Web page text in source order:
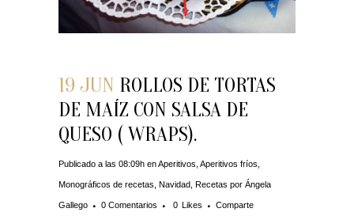
19 JUN ROLLOS DE TORTAS
DE MAÍZ CON SALSA DE
QUESO ( WRAPS).
Publicado a las 08:09h enAperitivos Aperitivos fríos
Monográficos de recetas Navidad Recetas por Ángela
Gallego 0 Comentarios 0 Likes Comparte